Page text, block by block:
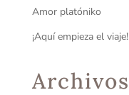
Amor platóniko
¡Aquí empieza el viaje!
Archivos